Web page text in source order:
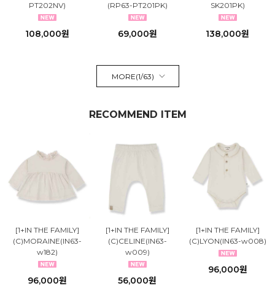
PT202NV)
108,000원
(RP63-PT201PK)
69,000원
SK201PK)
138,000원
MORE(1/63)
RECOMMEND ITEM
[1+IN THE FAMILY]
(C)MORAINE(IN63-
w182)
96,000원
[1+IN THE FAMILY]
(C)CELINE(IN63-
w009)
56,000원
[1+IN THE FAMILY]
(C)LYON(IN63-w008)
96,000원